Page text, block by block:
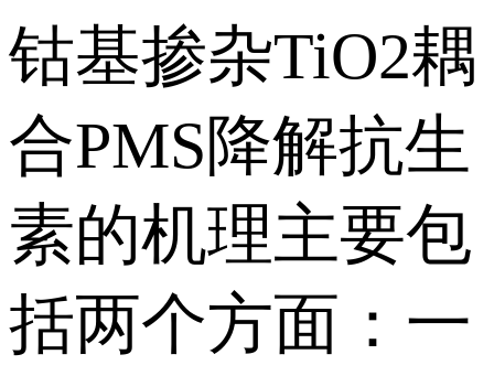
钴基掺杂TiO2耦
合PMS降解抗生
素的机理主要包
括两个方面：一